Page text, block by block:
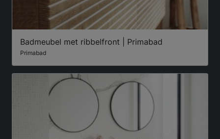
Badmeubel met ribbelfront | Primabad
Primabad